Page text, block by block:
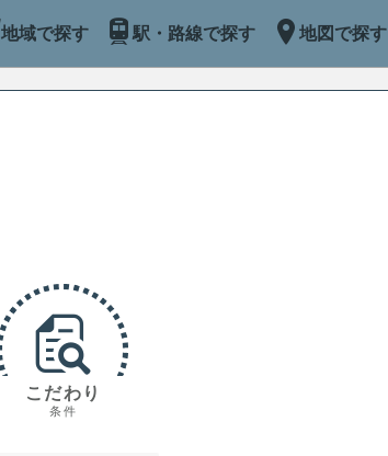
地域で探す 駅・路線で探す 地図で探す
こだわり
条件